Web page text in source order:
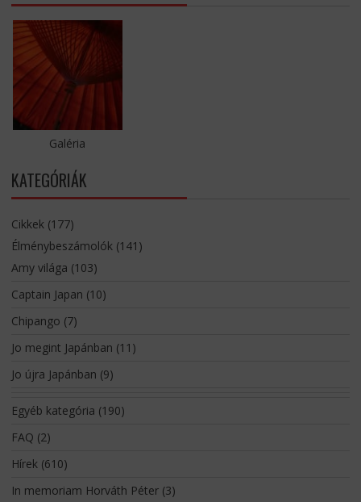
Galéria
KATEGÓRIÁK
Cikkek(177)
Élménybeszámolók(141)
Amy világa (103)
Captain Japan (10)
Chipango (7)
Jo megint Japánban (11)
Jo újra Japánban (9)
Egyéb kategória (190)
FAQ (2)
Hírek(610)
In memoriam Horváth Péter(3)